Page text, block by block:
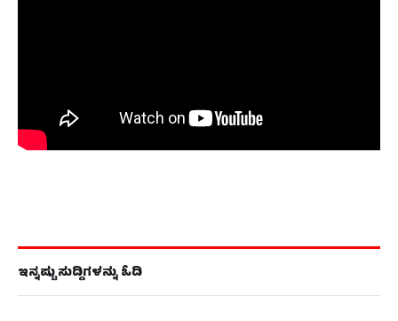
ಇನ್ನಷ್ಟು ಸುದ್ದಿಗಳನ್ನು ಓದಿ